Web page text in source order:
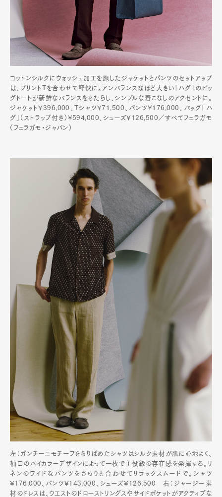
コットンシルクにウォッシュ加工を施したジャケットとパンツのセットアップ
は、プリントTを合わせて軽快に。アンバランスなほど大きい「ハグ」のビッ
グトートが新鮮なバランスをもたらし、シンプルな着こなしのアクセントに。
ジャケット¥396,000、Tシャツ¥71,500、パンツ¥176,000、バッグ「ハ
グ」（ストラップ付き）¥594,000、シューズ¥126,500／すべてフェラガモ
（フェラガモ・ジャパン）
左：ガンチーニモチーフをちりばめたシャツはシルク素材が肌に心地よく、
袖口のバイカラーデザインによって一枚で主役級の存在感を発揮する。リ
ネンのワイドなパンツをさらりと合わせてリラックスムードで。シャツ
¥176,000、パンツ¥143,000、シューズ¥126,500 右：ジャージー素
材のドレスは、ウエストのドローストリングスやサイドポケットがアクティブな